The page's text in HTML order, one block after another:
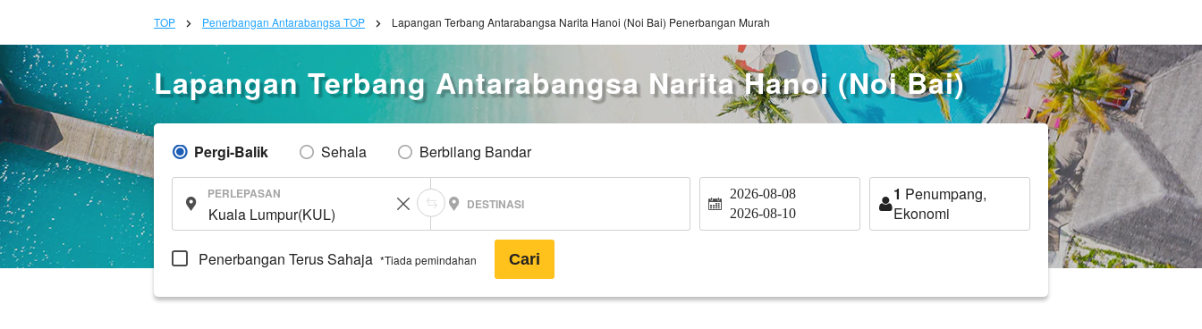
TOP Penerbangan Antarabangsa TOP Lapangan Terbang Antarabangsa Narita Hanoi (Noi Bai) Penerbangan Murah
Lapangan Terbang Antarabangsa Narita Hanoi (Noi Bai)
Pergi-Balik Sehala Berbilang Bandar
PERLEPASAN
DESTINASI
2026-08-08
2026-08-10
1 Penumpang,
Ekonomi
Penerbangan Terus Sahaja *Tiada pemindahan Cari